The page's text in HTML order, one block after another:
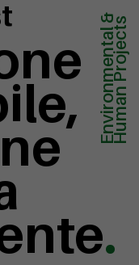
Environmental &Human Projects
.